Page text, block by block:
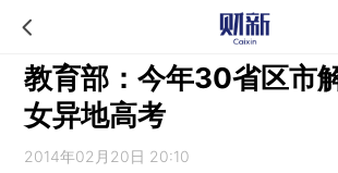
教育部：今年30省区市
女异地高考
2014年02月20日 20:10